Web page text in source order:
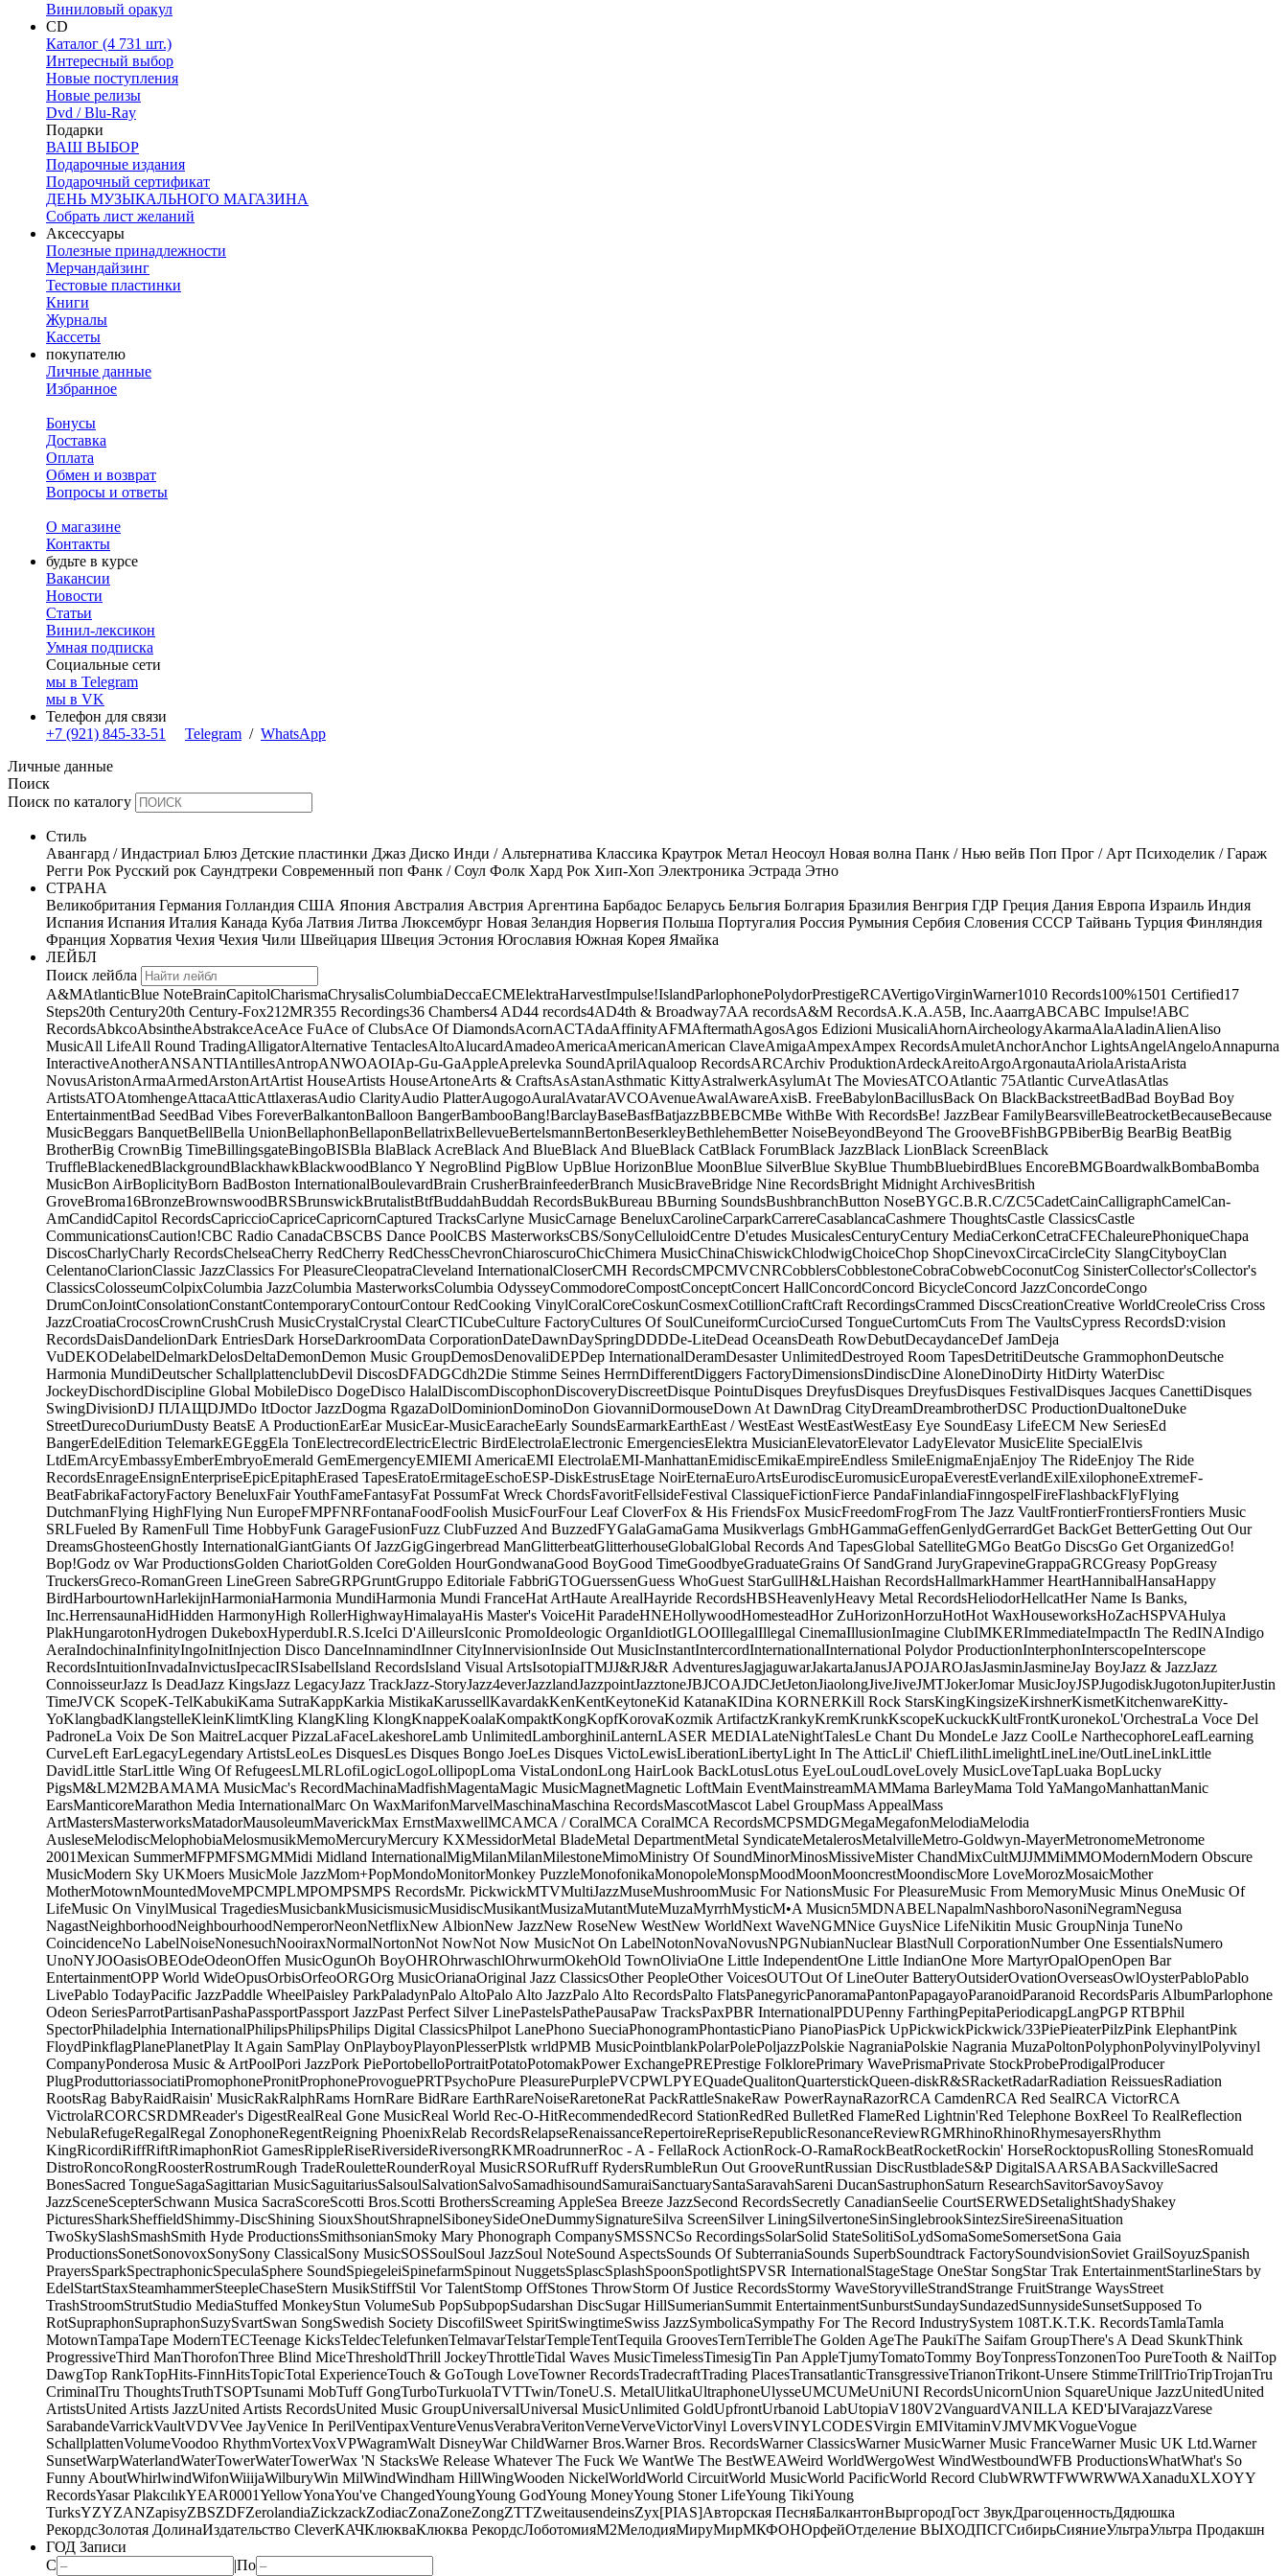
Виниловый оракул
CD
Каталог (4 731 шт.)
Интересный выбор
Новые поступления
Новые релизы
Dvd / Blu-Ray
Подарки
ВАШ ВЫБОР
Подарочные издания
Подарочный сертификат
ДЕНЬ МУЗЫКАЛЬНОГО МАГАЗИНА
Собрать лист желаний
Аксессуары
Полезные принадлежности
Мерчандайзинг
Тестовые пластинки
Книги
Журналы
Кассеты
покупателю
Личные данные
Избранное
Бонусы
Доставка
Оплата
Обмен и возврат
Вопросы и ответы
О магазине
Контакты
будьте в курсе
Вакансии
Новости
Статьи
Винил-лексикон
Умная подписка
Социальные сети
мы в Telegram
мы в VK
Телефон для связи
+7 (921) 845-33-51
Telegram / WhatsApp
Личные данные
Поиск
Поиск по каталогу
Стиль
Авангард / Индастриал Блюз Детские пластинки Джаз Диско Инди / Альтернатива Классика Краутрок Метал Неосоул Новая волна Панк / Нью вейв Поп Прог / Арт Психоделик / Гараж
Регги Рок Русский рок Саундтреки Современный поп Фанк / Соул Фолк Хард Рок Хип-Хоп Электроника Эстрада Этно
СТРАНА
Великобритания Германия Голландия США Япония Австралия Австрия Аргентина Барбадос Беларусь Бельгия Болгария Бразилия Венгрия ГДР Греция Дания Европа Израиль Индия
Испания Испания Италия Канада Куба Латвия Литва Люксембург Новая Зеландия Норвегия Польша Португалия Россия Румыния Сербия Словения СССР Тайвань Турция Финляндия
Франция Хорватия Чехия Чехия Чили Швейцария Швеция Эстония Югославия Южная Корея Ямайка
ЛЕЙБЛ
Поиск лейбла
A&MAtlanticBlue NoteBrainCapitolCharismaChrysalisColumbiaDeccaECMElektraHarvestImpulse!IslandParlophonePolydorPrestigeRCAVertigoVirginWarner1010 Records100%1501 Certified17
Steps20th Century20th Century-Fox21 2MR355 Recordings36 Chambers4 AD44 records4AD4th & Broadway7AA recordsA&M RecordsA.K.A.A5B, Inc.AaarrgABCABC Impulse!ABC
RecordsAbkcoAbsintheAbstrakceAceAce FuAce of ClubsAce Of DiamondsAcornACTAdaAffinityAFMAftermathAgosAgos Edizioni MusicaliAhornAircheologyAkarmaAlaAladinAlienAliso
MusicAll LifeAll Round TradingAlligatorAlternative TentaclesAltoAlucardAmadeoAmericaAmericanAmerican ClaveAmigaAmpexAmpex RecordsAmuletAnchorAnchor LightsAngelAngeloAnnapurna
InteractiveAnotherANSANTIAntillesAntropANWOAOIAp-Gu-GaAppleAprelevka SoundAprilAqualoop RecordsARCArchiv ProduktionArdeckAreitoArgoArgonautaAriolaAristaArista
NovusAristonArmaArmedArstonArtArtist HouseArtists HouseArtoneArts & CraftsAsAstanAsthmatic KittyAstralwerkAsylumAt The MoviesATCOAtlantic 75Atlantic CurveAtlasAtlas
ArtistsATOAtomhengeAttacaAtticAttlaxerasAudio ClarityAudio PlatterAugogoAuralAvatarAVCOAvenueAwalAwareAxisB. FreeBabylonBacillusBack On BlackBackstreetBadBad BoyBad Boy
EntertainmentBad SeedBad Vibes ForeverBalkantonBalloon BangerBambooBang!BarclayBaseBasfBatjazzBBEBCMBe WithBe With RecordsBe! JazzBear FamilyBearsvilleBeatrocketBecauseBecause
MusicBeggars BanquetBellBella UnionBellaphonBellaponBellatrixBellevueBertelsmannBertonBeserkleyBethlehemBetter NoiseBeyondBeyond The GrooveBFishBGPBiberBig BearBig BeatBig
BrotherBig CrownBig TimeBillingsgateBingoBISBla BlaBlack AcreBlack And BlueBlack And BlueBlack CatBlack ForumBlack JazzBlack LionBlack ScreenBlack
TruffleBlackenedBlackgroundBlackhawkBlackwoodBlanco Y NegroBlind PigBlow UpBlue HorizonBlue MoonBlue SilverBlue SkyBlue ThumbBluebirdBlues EncoreBMGBoardwalkBombaBomba
MusicBon AirBoplicityBorn BadBoston InternationalBoulevardBrain CrusherBrainfeederBranch MusicBraveBridge Nine RecordsBright Midnight ArchivesBritish
GroveBroma16BronzeBrownswoodBRSBrunswickBrutalistBtfBuddahBuddah RecordsBukBureau BBurning SoundsBushbranchButton NoseBYGC.B.R.C/ZC5CadetCainCalligraphCamelCan-
AmCandidCapitol RecordsCapriccioCapriceCapricornCaptured TracksCarlyne MusicCarnage BeneluxCarolineCarparkCarrereCasablancaCashmere ThoughtsCastle ClassicsCastle
CommunicationsCaution!CBC Radio CanadaCBSCBS Dance PoolCBS MasterworksCBS/SonyCelluloidCentre D'etudes MusicalesCenturyCentury MediaCerkonCetraCFEChaleurePhoniqueChapa
DiscosCharlyCharly RecordsChelseaCherry RedCherry RedChessChevronChiaroscuroChicChimera MusicChinaChiswickChlodwigChoiceChop ShopCinevoxCircaCircleCity SlangCityboyClan
CelentanoClarionClassic JazzClassics For PleasureCleopatraCleveland InternationalCloserCMH RecordsCMPCMVCNRCobblersCobblestoneCobraCobwebCoconutCog SinisterCollector'sCollector's
ClassicsColosseumColpixColumbia JazzColumbia MasterworksColumbia OdysseyCommodoreCompostConceptConcert HallConcordConcord BicycleConcord JazzConcordeCongo
DrumConJointConsolationConstantContemporaryContourContour RedCooking VinylCoralCoreCoskunCosmexCotillionCraftCraft RecordingsCrammed DiscsCreationCreative WorldCreoleCriss Cross
JazzCroatiaCrocosCrownCrushCrush MusicCrystalCrystal ClearCTICubeCulture FactoryCultures Of SoulCuneiformCurcioCursed TongueCurtomCuts From The VaultsCypress RecordsD:vision
RecordsDaisDandelionDark EntriesDark HorseDarkroomData CorporationDateDawnDaySpringDDDDe-LiteDead OceansDeath RowDebutDecaydanceDef JamDeja
VuDEKODelabelDelmarkDelosDeltaDemonDemon Music GroupDemosDenovaliDEPDep InternationalDeramDesaster UnlimitedDestroyed Room TapesDetritiDeutsche GrammophonDeutsche
Harmonia MundiDeutscher SchallplattenclubDevil DiscosDFADGCdh2Die Stimme Seines HerrnDifferentDiggers FactoryDimensionsDindiscDine AloneDinoDirty HitDirty WaterDisc
JockeyDischordDiscipline Global MobileDisco DogeDisco HalalDiscomDiscophonDiscoveryDiscreetDisque PointuDisques DreyfusDisques DreyfusDisques FestivalDisques Jacques CanettiDisques
SwingDivisionDJ ПЛАЩDJMDo ItDoctor JazzDogma RgazaDolDominionDominoDon GiovanniDormouseDown At DawnDrag CityDreamDreambrotherDSC ProductionDualtoneDuke
StreetDurecoDuriumDusty BeatsE A ProductionEarEar MusicEar-MusicEaracheEarly SoundsEarmarkEarthEast / WestEast WestEastWestEasy Eye SoundEasy LifeECM New SeriesEd
BangerEdelEdition TelemarkEGEggEla TonElectrecordElectricElectric BirdElectrolaElectronic EmergenciesElektra MusicianElevatorElevator LadyElevator MusicElite SpecialElvis
LtdEmArcyEmbassyEmberEmbryoEmerald GemEmergencyEMIEMI AmericaEMI ElectrolaEMI-ManhattanEmidiscEmikaEmpireEndless SmileEnigmaEnjaEnjoy The RideEnjoy The Ride
RecordsEnrageEnsignEnterpriseEpicEpitaphErased TapesEratoErmitageEschoESP-DiskEstrusEtage NoirEternaEuroArtsEurodiscEuromusicEuropaEverestEverlandExilExilophoneExtremeF-
BeatFabrikaFactoryFactory BeneluxFair YouthFameFantasyFat PossumFat Wreck ChordsFavoritFellsideFestival ClassiqueFictionFierce PandaFinlandiaFinngospelFireFlashbackFlyFlying
DutchmanFlying HighFlying Nun EuropeFMPFNRFontanaFoodFoolish MusicFourFour Leaf CloverFox & His FriendsFox MusicFreedomFrogFrom The Jazz VaultFrontierFrontiersFrontiers Music
SRLFueled By RamenFull Time HobbyFunk GarageFusionFuzz ClubFuzzed And BuzzedFYGalaGamaGama Musikverlags GmbHGammaGeffenGenlydGerrardGet BackGet BetterGetting Out Our
DreamsGhosteenGhostly InternationalGiantGiants Of JazzGigGingerbread ManGlitterbeatGlitterhouseGlobalGlobal Records And TapesGlobal SatelliteGMGo BeatGo DiscsGo Get OrganizedGo!
Bop!Godz ov War ProductionsGolden ChariotGolden CoreGolden HourGondwanaGood BoyGood TimeGoodbyeGraduateGrains Of SandGrand JuryGrapevineGrappaGRCGreasy PopGreasy
TruckersGreco-RomanGreen LineGreen SabreGRPGruntGruppo Editoriale FabbriGTOGuerssenGuess WhoGuest StarGullH&LHaishan RecordsHallmarkHammer HeartHannibalHansaHappy
BirdHarbourtownHarlekijnHarmoniaHarmonia MundiHarmonia Mundi FranceHat ArtHaute ArealHayride RecordsHBSHeavenlyHeavy Metal RecordsHeliodorHellcatHer Name Is Banks,
Inc.HerrensaunaHidHidden HarmonyHigh RollerHighwayHimalayaHis Master's VoiceHit ParadeHNEHollywoodHomesteadHor ZuHorizonHorzuHotHot WaxHouseworksHoZacHSPVAHulya
PlakHungarotonHydrogen DukeboxHyperdubI.R.S.IceIci D'AilleursIconic PromoIdeologic OrganIdiotIGLOOIllegalIllegal CinemaIllusionImagine ClubIMKERImmediateImpactIn The RedINAIndigo
AeraIndochinaInfinityIngoInitInjection Disco DanceInnamindInner CityInnervisionInside Out MusicInstantIntercordInternationalInternational Polydor ProductionInterphonInterscopeInterscope
RecordsIntuitionInvadaInvictusIpecacIRSIsabelIsland RecordsIsland Visual ArtsIsotopiaITMJJ&RJ&R AdventuresJagjaguwarJakartaJanusJAPOJAROJasJasminJasmineJay BoyJazz & JazzJazz
ConnoisseurJazz Is DeadJazz KingsJazz LegacyJazz TrackJazz-StoryJazz4everJazzlandJazzpointJazztoneJBJCOAJDCJetJetonJiaolongJiveJiveJMTJokerJomar MusicJoyJSPJugodiskJugotonJupiterJustin
TimeJVCK ScopeK-TelKabukiKama SutraKappKarkia MistikaKarussellKavardakKenKentKeytoneKid KatanaKIDina KORNERKill Rock StarsKingKingsizeKirshnerKismetKitchenwareKitty-
YoKlangbadKlangstelleKleinKlimtKling KlangKling KlongKnappeKoalaKompaktKongKopfKorovaKozmik ArtifactzKrankyKremKrunkKscopeKuckuckKultFrontKuronekoL'OrchestraLa Voce Del
PadroneLa Voix De Son MaitreLacquer PizzaLaFaceLakeshoreLamb UnlimitedLamborghiniLanternLASER MEDIALateNightTalesLe Chant Du MondeLe Jazz CoolLe NarthecophoreLeafLearning
CurveLeft EarLegacyLegendary ArtistsLeoLes DisquesLes Disques Bongo JoeLes Disques VictoLewisLiberationLibertyLight In The AtticLil' ChiefLilithLimelightLineLine/OutLineLinkLittle
DavidLittle StarLittle Wing Of RefugeesLMLRLofiLogicLogoLollipopLoma VistaLondonLong HairLook BackLotusLotus EyeLouLoudLoveLovely MusicLoveTapLuaka BopLucky
PigsM&LM2M2BAMAMA MusicMac's RecordMachinaMadfishMagentaMagic MusicMagnetMagnetic LoftMain EventMainstreamMAMMama BarleyMama Told YaMangoManhattanManic
EarsManticoreMarathon Media InternationalMarc On WaxMarifonMarvelMaschinaMaschina RecordsMascotMascot Label GroupMass AppealMass
ArtMastersMasterworksMatadorMausoleumMaverickMax ErnstMaxwellMCAMCA / CoralMCA CoralMCA RecordsMCPSMDGMegaMegafonMelodiaMelodia
AusleseMelodiscMelophobiaMelosmusikMemoMercuryMercury KXMessidorMetal BladeMetal DepartmentMetal SyndicateMetalerosMetalvilleMetro-Goldwyn-MayerMetronomeMetronome
2001Mexican SummerMFPMFSMGMMidi Midland InternationalMigMilanMilanMilestoneMimoMinistry Of SoundMinorMinosMissiveMister ChandMixCultMJJMMiMMOModernModern Obscure
MusicModern Sky UKMoers MusicMole JazzMom+PopMondoMonitorMonkey PuzzleMonofonikaMonopoleMonspMoodMoonMooncrestMoondiscMore LoveMorozMosaicMother
MotherMotownMountedMoveMPCMPLMPOMPSMPS RecordsMr. PickwickMTVMultiJazzMuseMushroomMusic For NationsMusic For PleasureMusic From MemoryMusic Minus OneMusic Of
LifeMusic On VinylMusical TragediesMusicbankMusicismusicMusidiscMusikantMusizaMutantMuteMuzaMyrrhMysticM•A Musicn5MDNABELNapalmNashboroNasoniNegramNegusa
NagastNeighborhoodNeighbourhoodNemperorNeonNetflixNew AlbionNew JazzNew RoseNew WestNew WorldNext WaveNGMNice GuysNice LifeNikitin Music GroupNinja TuneNo
CoincidenceNo LabelNoiseNonesuchNooiraxNormalNortonNot NowNot Now MusicNot On LabelNotonNovaNovusNPGNubianNuclear BlastNull CorporationNumber One EssentialsNumero
UnoNYJOOasisOBEOdeOdeonOffen MusicOgunOh BoyOHROhrwaschlOhrwurmOkehOld TownOliviaOne Little IndependentOne Little IndianOne More MartyrOpalOpenOpen Bar
EntertainmentOPP World WideOpusOrbisOrfeoORGOrg MusicOrianaOriginal Jazz ClassicsOther PeopleOther VoicesOUTOut Of LineOuter BatteryOutsiderOvationOverseasOwlOysterPabloPablo
LivePablo TodayPacific JazzPaddle WheelPaisley ParkPaladynPalo AltoPalo Alto JazzPalo Alto RecordsPalto FlatsPanegyricPanoramaPantonPapagayoParanoidParanoid RecordsParis AlbumParlophone
Odeon SeriesParrotPartisanPashaPassportPassport JazzPast Perfect Silver LinePastelsPathePausaPaw TracksPaxPBR InternationalPDUPenny FarthingPepitaPeriodicapgLangPGP RTBPhil
SpectorPhiladelphia InternationalPhilipsPhilipsPhilips Digital ClassicsPhilpot LanePhono SueciaPhonogramPhontasticPiano PianoPiasPick UpPickwickPickwick/33PiePieaterPilzPink ElephantPink
FloydPinkflagPlanePlanetPlay It Again SamPlay OnPlayboyPlayonPlesserPlstk wrldPMB MusicPointblankPolarPolePoljazzPolskie NagraniaPolskie Nagrania MuzaPoltonPolyphonPolyvinylPolyvinyl
CompanyPonderosa Music & ArtPoolPori JazzPork PiePortobelloPortraitPotatoPotomakPower ExchangePREPrestige FolklorePrimary WavePrismaPrivate StockProbeProdigalProducer
PlugProduttoriassociatiPromophonePronitProphoneProvoguePRTPsychoPure PleasurePurplePVCPWLPYEQuadeQualitonQuarterstickQueen-diskR&SRacketRadarRadiation ReissuesRadiation
RootsRag BabyRaidRaisin' MusicRakRalphRams HornRare BidRare EarthRareNoiseRaretoneRat PackRattleSnakeRaw PowerRaynaRazorRCA CamdenRCA Red SealRCA VictorRCA
VictrolaRCORCSRDMReader's DigestRealReal Gone MusicReal World Rec-O-HitRecommendedRecord StationRedRed BulletRed FlameRed Lightnin'Red Telephone BoxReel To RealReflection
NebulaRefugeRegalRegal ZonophoneRegentReigning PhoenixRelab RecordsRelapseRenaissanceRepertoireRepriseRepublicResonanceReviewRGMRhinoRhinoRhymesayersRhythm
KingRicordiRiffRiftRimaphonRiot GamesRippleRiseRiversideRiversongRKMRoadrunnerRoc - A - FellaRock ActionRock-O-RamaRockBeatRocketRockin' HorseRocktopusRolling StonesRomuald
DistroRoncoRongRoosterRostrumRough TradeRouletteRounderRoyal MusicRSORufRuff RydersRumbleRun Out GrooveRuntRussian DiscRustbladeS&P DigitalSAARSABASackvilleSacred
BonesSacred TongueSagaSagittarian MusicSaguitariusSalsoulSalvationSalvoSamadhisoundSamuraiSanctuarySantaSaravahSareni DucanSastruphonSaturn ResearchSavitorSavoySavoy
JazzSceneScepterSchwann Musica SacraScoreScotti Bros.Scotti BrothersScreaming AppleSea Breeze JazzSecond RecordsSecretly CanadianSeelie CourtSERWEDSetalightShadyShakey
PicturesSharkSheffieldShimmy-DiscShining SiouxShoutShrapnelSiboneySideOneDummySignatureSilva ScreenSilver LiningSilvertoneSinSinglebrookSintezSireSireenaSituation
TwoSkySlashSmashSmith Hyde ProductionsSmithsonianSmoky Mary Phonograph CompanySMSSNCSo RecordingsSolarSolid StateSolitiSoLydSomaSomeSomersetSona Gaia
ProductionsSonetSonovoxSonySony ClassicalSony MusicSOSSoulSoul JazzSoul NoteSound AspectsSounds Of SubterraniaSounds SuperbSoundtrack FactorySoundvisionSoviet GrailSoyuzSpanish
PrayersSparkSpectraphonicSpeculaSphere SoundSpiegeleiSpinefarmSpinout NuggetsSplascSplashSpoonSpotlightSPVSR InternationalStageStage OneStar SongStar Trak EntertainmentStarlineStars by
EdelStartStaxSteamhammerSteepleChaseStern MusikStiffStil Vor TalentStomp OffStones ThrowStorm Of Justice RecordsStormy WaveStoryvilleStrandStrange FruitStrange WaysStreet
TrashStroomStrutStudio MediaStuffed MonkeyStun VolumeSub PopSubpopSudarshan DiscSugar HillSumerianSummit EntertainmentSunburstSundaySundazedSunnysideSunsetSupposed To
RotSupraphonSupraphonSuzySvartSwan SongSwedish Society DiscofilSweet SpiritSwingtimeSwiss JazzSymbolicaSympathy For The Record IndustrySystem 108T.K.T.K. RecordsTamlaTamla
MotownTampaTape ModernTECTeenage KicksTeldecTelefunkenTelmavarTelstarTempleTentTequila GroovesTernTerribleThe Golden AgeThe PaukiThe Saifam GroupThere's A Dead SkunkThink
ProgressiveThird ManThorofonThree Blind MiceThresholdThrill JockeyThrottleTidal Waves MusicTimelessTimesigTin Pan AppleTjumyTomatoTommy BoyTonpressTonzonenToo PureTooth & NailTop
DawgTop RankTopHits-FinnHitsTopicTotal ExperienceTouch & GoTough LoveTowner RecordsTradecraftTrading PlacesTransatlanticTransgressiveTrianonTrikont-Unsere StimmeTrillTrioTripTrojanTru
CriminalTru ThoughtsTruthTSOPTsunami MobTuff GongTurboTurkuolaTVTTwin/ToneU.S. MetalUlitkaUltraphoneUlysseUMCUMeUniUNI RecordsUnicornUnion SquareUnique JazzUnitedUnited
ArtistsUnited Artists JazzUnited Artists RecordsUnited Music GroupUniversalUniversal MusicUnlimited GoldUpfrontUrbanoid LabUtopiaV180V2VanguardVANILLA KED'ЫVarajazzVarese
SarabandeVarrickVaultVDVVee JayVenice In PerilVentipaxVentureVenusVerabraVeritonVerneVerveVictorVinyl LoversVINYLCODESVirgin EMIVitaminVJMVMKVogueVogue
SchallplattenVolumeVoodoo RhythmVortexVoxVPWagramWalt DisneyWar ChildWarner Bros.Warner Bros. RecordsWarner ClassicsWarner MusicWarner Music FranceWarner Music UK Ltd.Warner
SunsetWarpWaterlandWaterTowerWaterTowerWax 'N StacksWe Release Whatever The Fuck We WantWe The BestWEAWeird WorldWergoWest WindWestboundWFB ProductionsWhatWhat's So
Funny AboutWhirlwindWifonWiiijaWilburyWin MilWindWindham HillWingWooden NickelWorldWorld CircuitWorld MusicWorld PacificWorld Record ClubWRWTFWWRWWAXanaduXLXOYY
RecordsYasar PlakcılıkYEAR0001YellowYonaYou've ChangedYoungYoung GodYoung MoneyYoung Stoner LifeYoung TikiYoung
TurksYZYZANZapisyZBSZDFZerolandiaZickzackZodiacZonaZoneZongZTTZweitausendeinsZyx[PIAS]Авторская ПесняБалкантонВыргородГост ЗвукДрагоценностьДядюшка
РекордсЗолотая ДолинаИздательство CleverКАЧКлюкваКлюква РекордсЛоботомияМ2МелодияМируМирМКФОНОрфейОтделение ВЫХОДПСГСибирьСияниеУльтраУльтра Продакшн
ГОД Записи
С
|По